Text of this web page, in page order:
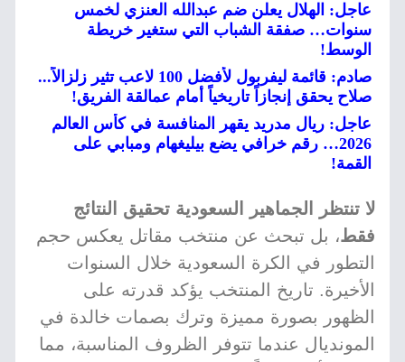
عاجل: الهلال يعلن ضم عبدالله العنزي لخمس
سنوات… صفقة الشباب التي ستغير خريطة
الوسط!
صادم: قائمة ليفربول لأفضل 100 لاعب تثير زلزالاً...
صلاح يحقق إنجازاً تاريخياً أمام عمالقة الفريق!
عاجل: ريال مدريد يقهر المنافسة في كأس العالم
2026… رقم خرافي يضع بيليغهام ومبابي على
القمة!
لا تنتظر الجماهير السعودية تحقيق النتائج
فقط، بل تبحث عن منتخب مقاتل يعكس حجم
التطور في الكرة السعودية خلال السنوات
الأخيرة. تاريخ المنتخب يؤكد قدرته على
الظهور بصورة مميزة وترك بصمات خالدة في
المونديال عندما تتوفر الظروف المناسبة، مما